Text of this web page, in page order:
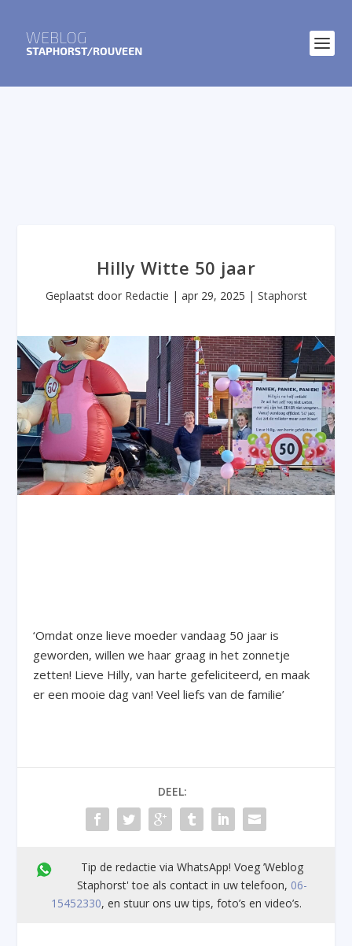
Hilly Witte 50 jaar
Geplaatst door Redactie | apr 29, 2025 | Staphorst
‘Omdat onze lieve moeder vandaag 50 jaar is
geworden, willen we haar graag in het zonnetje
zetten! Lieve Hilly, van harte gefeliciteerd, en maak
er een mooie dag van! Veel liefs van de familie’
DEEL:
Tip de redactie via WhatsApp! Voeg ’Weblog
Staphorst' toe als contact in uw telefoon, 06-
15452330, en stuur ons uw tips, foto’s en video’s.